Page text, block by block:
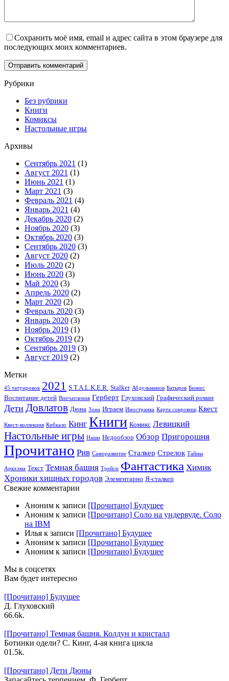
Сохранить моё имя, email и адрес сайта в этом браузере для
последующих моих комментариев.
Рубрики
Без рубрики
Книги
Комиксы
Настольные игры
Архивы
Сентябрь 2021 (1)
Август 2021 (1)
Июнь 2021 (1)
Март 2021 (3)
Февраль 2021 (4)
Январь 2021 (4)
Декабрь 2020 (2)
Ноябрь 2020 (3)
Октябрь 2020 (3)
Сентябрь 2020 (3)
Август 2020 (2)
Июль 2020 (2)
Июнь 2020 (3)
Май 2020 (3)
Апрель 2020 (2)
Март 2020 (2)
Февраль 2020 (3)
Январь 2020 (3)
Ноябрь 2019 (1)
Октябрь 2019 (2)
Сентябрь 2019 (3)
Август 2019 (2)
Метки
45 татуировок 2021 S.T.A.L.K.E.R. Stalker Абдульманов Батырев Бизнес
Воспитание детей Впечатления Герберт Глуховский Графический роман
Дети Довлатов Дюна Зона Играем Иностранка Карта сокровищ Квест
Квест-коллекция Кибкало Кинг Книги Комикс Левицкий
Настольные игры Наши Недообзор Обзор Пригорошня
Прочитано Рив Саморазвитие Сталкер Стрелок Тайны
Аркхэма Текст Темная башня Трейси Фантастика Химик
Хроники хищных городов Элементарно Я-сталкер
Свежие комментарии
Аноним к записи [Прочитано] Будущее
Аноним к записи [Прочитано] Соло на ундервуде. Соло
на IBM
Илья к записи [Прочитано] Будущее
Аноним к записи [Прочитано] Будущее
Аноним к записи [Прочитано] Будущее
Мы в соцсетях
Вам будет интересно
[Прочитано] Будущее
Д. Глуховский
66.6k.
[Прочитано] Темная башня. Колдун и кристалл
Ботинки одели? С. Кинг, 4-ая книга цикла
01.5k.
[Прочитано] Дети Дюны